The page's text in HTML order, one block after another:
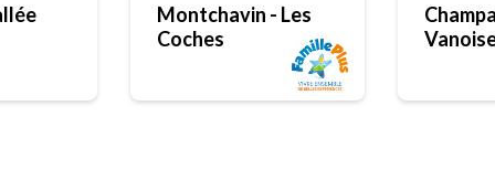
Montchavin - Les
Coches